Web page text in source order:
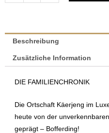
Bierbrauer
Käerjeng
Paul
Menge
Beschreibung
Zusätzliche Information
DIE FAMILIENCHRONIK
Die Ortschaft Käerjeng im
heute von der
geprägt ‒ Bofferding!